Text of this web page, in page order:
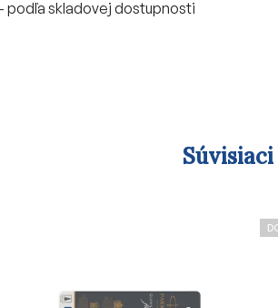
podľa skladovej dostupnosti